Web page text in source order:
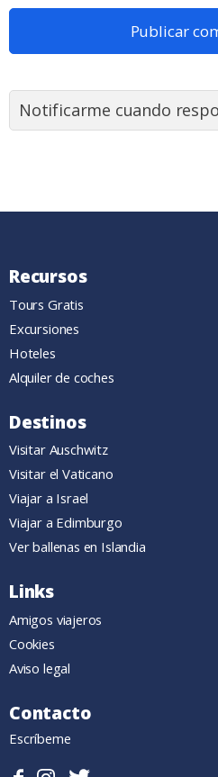
Recursos
Tours Gratis
Excursiones
Hoteles
Alquiler de coches
Destinos
Visitar Auschwitz
Visitar el Vaticano
Viajar a Israel
Viajar a Edimburgo
Ver ballenas en Islandia
Links
Amigos viajeros
Cookies
Aviso legal
Contacto
Escríbeme